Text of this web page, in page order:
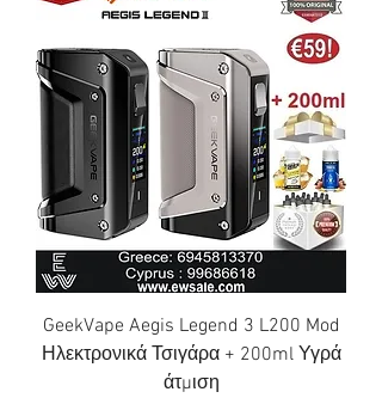
GeekVape Aegis Legend 3 L200 Mod
Ηλεκτρονικά Τσιγάρα + 200ml Υγρά
άτμιση